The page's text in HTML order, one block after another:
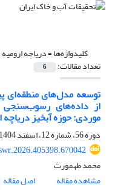
کلیدواژه‌ها =دریاچه ارومیه
تعداد مقالات: 6
توسعه مدل‌های منطقه‌ای
از داده‌های رسوب‌سنجی
موردی: حوزه آبخیز دریاچه
دوره 56، شماره 12، اسفند 1404، صفحه
محمد طهمورث
مشاهده مقاله
اصل مقاله